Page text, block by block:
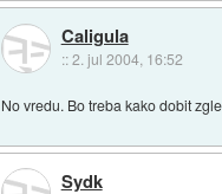
Caligula
::2. jul 2004, 16:52
No vredu. Bo treba kako dobit
Sydk